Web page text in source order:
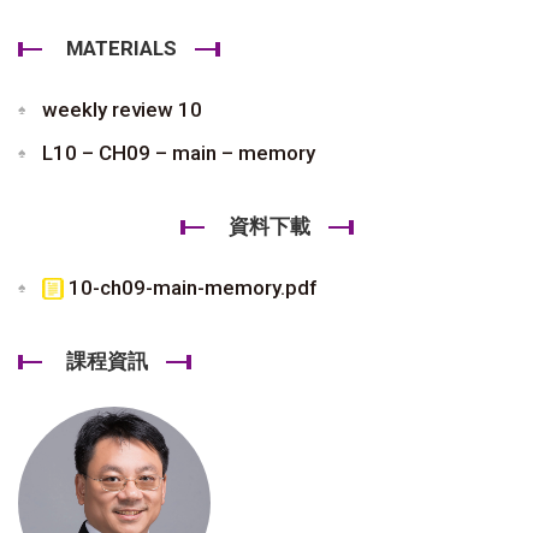
MATERIALS
weekly review 10
L10 – CH09 – main – memory
資料下載
10-ch09-main-memory.pdf
課程資訊